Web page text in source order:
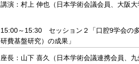
講演： 村上 伸也（日本学術会議会員、大阪大
15:00～15:30 セッション２「口腔9学会の
研費基盤研究）の成果」
座長： 山下 喜久（日本学術会議連携会員、九